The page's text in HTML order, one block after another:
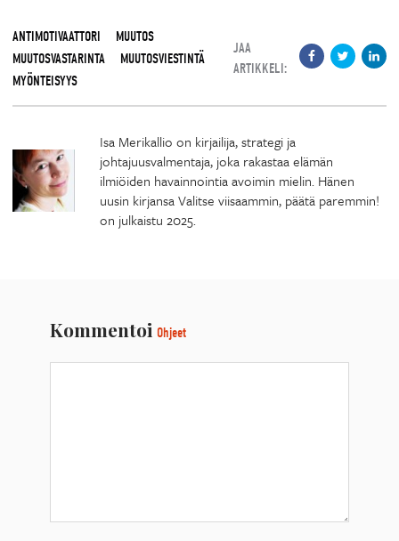
ANTIMOTIVAATTORI
MUUTOS
MUUTOSVASTARINTA
MUUTOSVIESTINTÄ
MYÖNTEISYYS
JAA
ARTIKKELI:
Isa Merikallio on kirjailija, strategi ja
johtajuusvalmentaja, joka rakastaa elämän
ilmiöiden havainnointia avoimin mielin. Hänen
uusin kirjansa Valitse viisaammin, päätä paremmin!
on julkaistu 2025.
Kommentoi Ohjeet